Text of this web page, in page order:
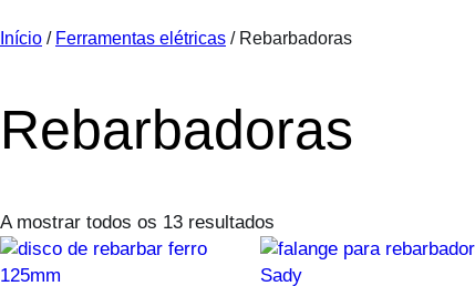
c
Início / Ferramentas elétricas / Rebarbadoras
Rebarbadoras
A mostrar todos os 13 resultados